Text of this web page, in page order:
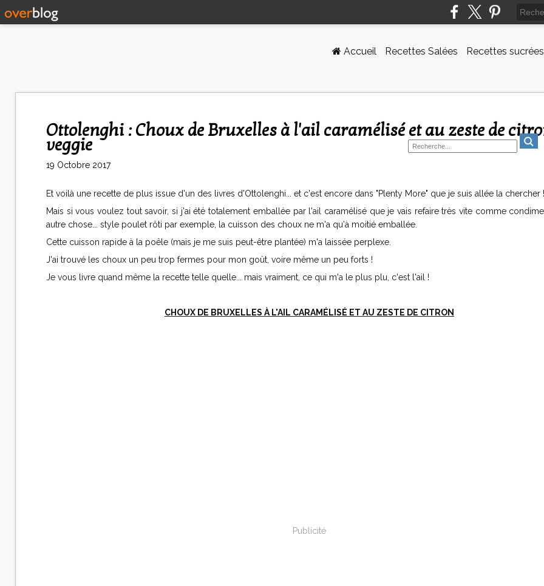
Accueil Recettes Salées Recettes sucrées
Ottolenghi : Choux de Bruxelles à l'ail caramélisé et au zeste de citron-
veggie
19 Octobre 2017
Et voilà une recette de plus issue d'un des livres d'Ottolenghi... et c'est encore dans "Plenty More" que je suis allée la chercher !
Mais si vous voulez tout savoir, si j'ai été totalement emballée par l'ail caramélisé que je vais refaire très vite comme
autre chose... style poulet rôti par exemple, la cuisson des choux ne m'a qu'à moitié emballée.
Cette cuisson rapide à la poêle (mais je me suis peut-être plantée) m'a laissée perplexe.
J'ai trouvé les choux un peu trop fermes pour mon goût, voire même un peu forts !
Je vous livre quand même la recette telle quelle... mais vraiment, ce qui m'a le plus plu, c'est l'ail !
CHOUX DE BRUXELLES À L'AIL CARAMÉLISÉ ET AU ZESTE DE CITRON
Publicité